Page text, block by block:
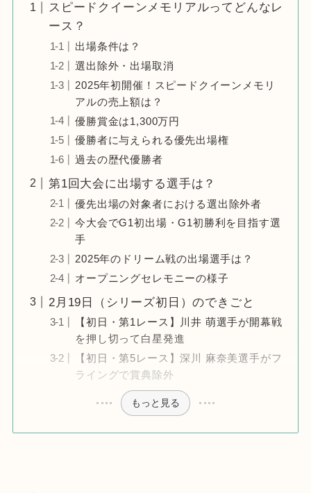
スピードクイーンメモリアルってどんなレ
ース？
出場条件は？
選出除外・出場取消
2025年初開催！スピードクイーンメモリ
アルの売上額は？
優勝賞金は1,300万円
優勝者に与えられる優先出場権
過去の歴代優勝者
第1回大会に出場する選手は？
優先出場の対象者における選出除外者
今大会でG1初出場・G1初勝利を目指す選
手
2025年のドリーム戦の出場選手は？
オープニングセレモニーの様子
2月19日（シリーズ初日）のできごと
【初日・第1レース】川井 萌選手が開幕戦
を押し切って白星発進
【初日・第5レース】深川 麻奈美選手がフ
ライングで賞典除外
もっと見る